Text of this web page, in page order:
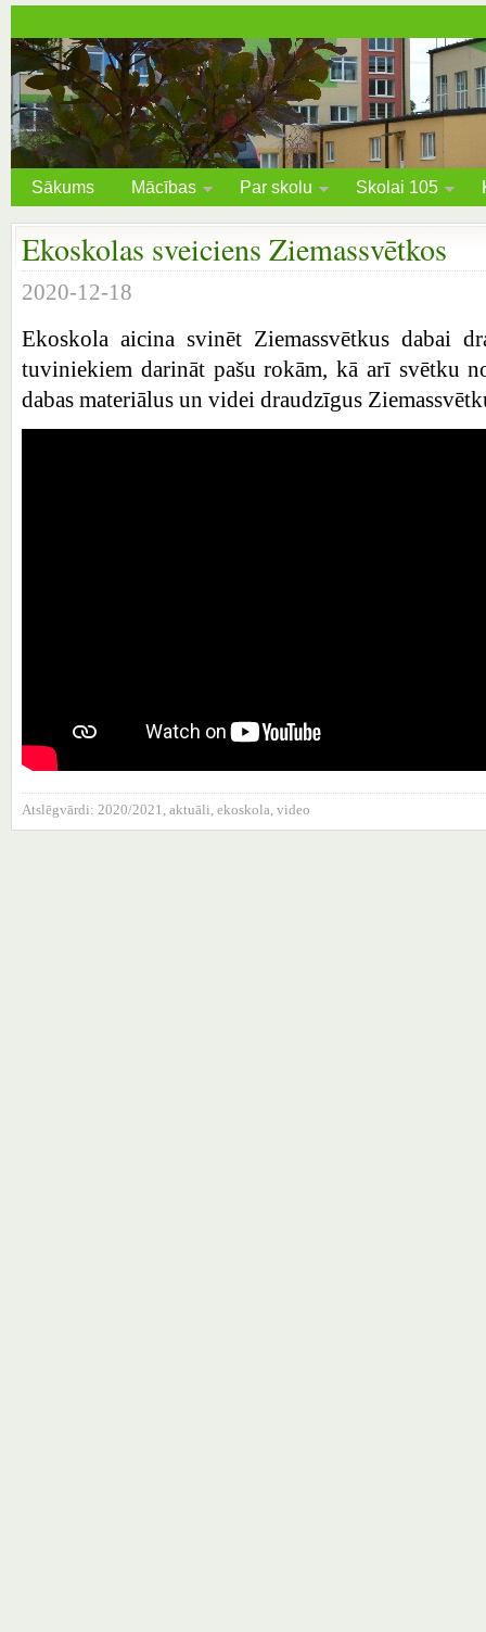
Sākums Mācības Par skolu Skolai 105
Ekoskolas sveiciens Ziemassvētkos
2020-12-18
Ekoskola aicina svinēt Ziemassvētkus dabai
tuviniekiem darināt pašu rokām, kā arī svētku
dabas materiālus un videi draudzīgus
Atslēgvārdi: 2020/2021, aktuāli, ekoskola, video